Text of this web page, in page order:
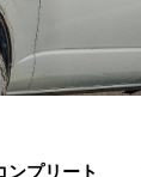
ンプリート